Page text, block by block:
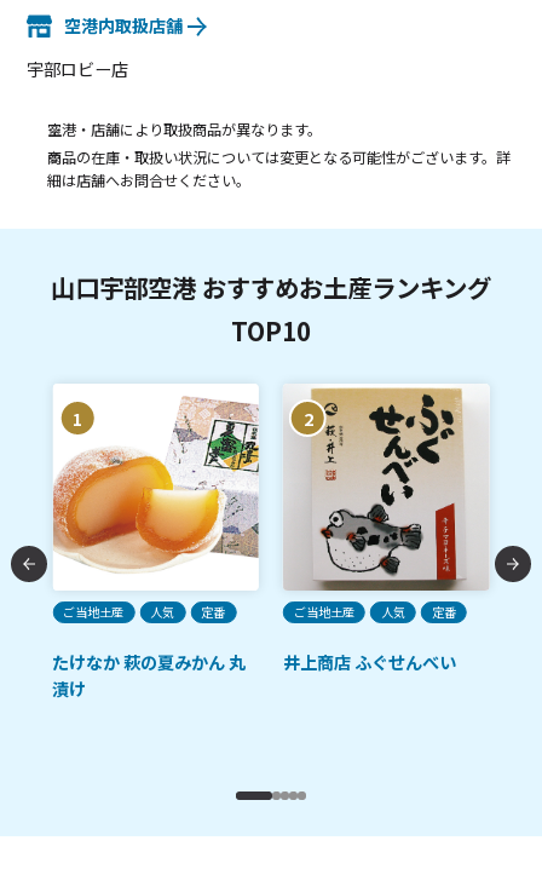
空港内取扱店舗
宇部ロビー店
空港・店舗により取扱商品が異なります。
商品の在庫・取扱い状況については変更となる可能性がございます。詳
細は店舗へお問合せください。
山口宇部空港 おすすめお土産ランキング
TOP10
1
ご当地土産 人気 定番
たけなか 萩の夏みかん 丸
漬け
2
ご当地土産 人気 定番
井上商店 ふぐせんべい